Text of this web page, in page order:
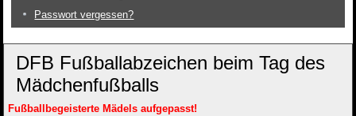
Passwort vergessen?
DFB Fußballabzeichen beim Tag des
Mädchenfußballs
Fußballbegeisterte Mädels aufgepasst!